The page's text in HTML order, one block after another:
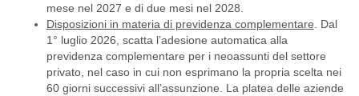
mese nel 2027 e di due mesi nel 2028.
Disposizioni in materia di previdenza complementare . Dal
1° luglio 2026, scatta l’adesione automatica alla
previdenza complementare per i neoassunti del settore
privato, nel caso in cui non esprimano la propria scelta nei
60 giorni successivi all’assunzione. La platea delle aziende